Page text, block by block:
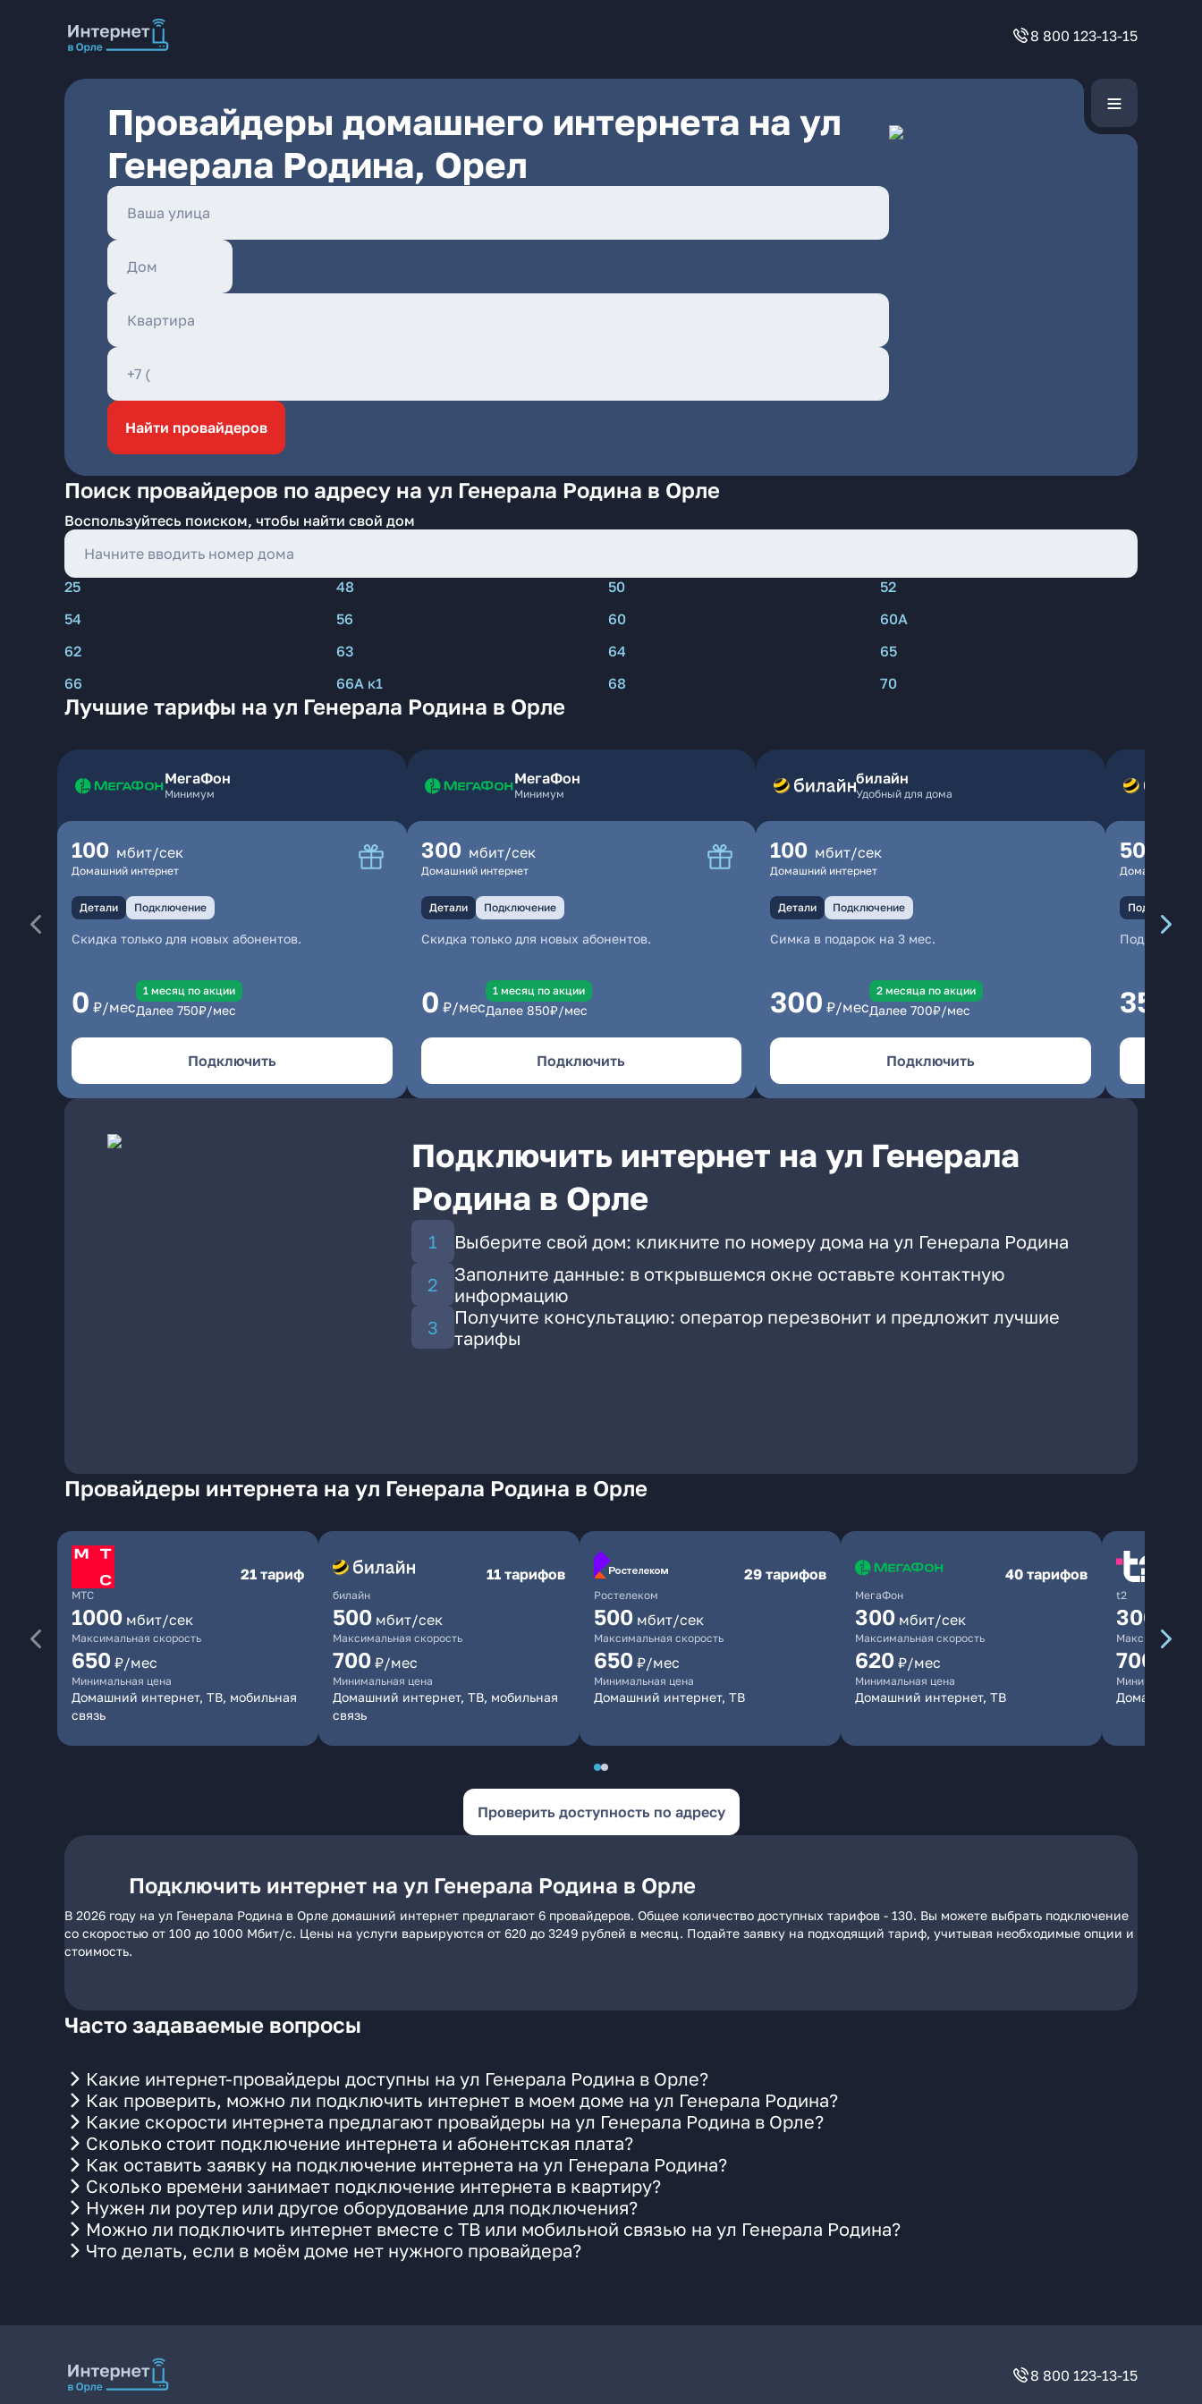
8 800 123-13-15
Провайдеры домашнего интернета на ул
Генерала Родина, Орел
Найти провайдеров
Поиск провайдеров по адресу на ул Генерала Родина в Орле
Воспользуйтесь поиском, чтобы найти свой дом
25 48 50
52
54
56 60
60А
62
63 64
65
66
66А к1 68 70
Лучшие тарифы на ул Генерала Родина в Орле
МегаФон
Минимум
100 мбит/сек
Домашний интернет
Детали Подключение
Скидка только для новых абонентов.
0 ₽/мес
1 месяц по акции
Далее 750₽/мес
Подключить
МегаФон
Минимум
300 мбит/сек
Домашний интернет
Детали Подключение
Скидка только для новых абонентов.
0 ₽/мес
1 месяц по акции
Далее 850₽/мес
Подключить
билайн
Удобный для дома
100 мбит/сек
Домашний интернет
Детали Подключение
Симка в подарок на 3 мес.
300 ₽/мес
2 месяцa по акции
Далее 700₽/мес
Подключить
500
Домашний
Подключение
350
Подключить интернет на ул Генерала
Родина в Орле
Выберите свой дом: кликните по номеру дома на ул Генерала Родина
Заполните данные: в открывшемся окне оставьте контактную
информацию
Получите консультацию: оператор перезвонит и предложит лучшие
тарифы
Провайдеры интернета на ул Генерала Родина в Орле
МТС
21 тариф
1000 мбит/сек
Максимальная скорость
650 ₽/мес
Минимальная цена
Домашний интернет, ТВ, мобильная
связь
билайн
11 тарифов
500 мбит/сек
Максимальная скорость
700 ₽/мес
Минимальная цена
Домашний интернет, ТВ, мобильная
связь
Ростелеком
29 тарифов
500 мбит/сек
Максимальная скорость
650 ₽/мес
Минимальная цена
Домашний интернет, ТВ
МегаФон
40 тарифов
300 мбит/сек
Максимальная скорость
620 ₽/мес
Минимальная цена
Домашний интернет, ТВ
t2
300
Максимальная
700
Минимальная
Домашний
Проверить доступность по адресу
Подключить интернет на ул Генерала Родина в Орле
В 2026 году на ул Генерала Родина в Орле домашний интернет предлагают 6 провайдеров. Общее количество доступных тарифов - 130. Вы можете выбрать подключение
со скоростью от 100 до 1000 Мбит/с. Цены на услуги варьируются от 620 до 3249 рублей в месяц. Подайте заявку на подходящий тариф, учитывая необходимые опции и
стоимость.
Часто задаваемые вопросы
Какие интернет-провайдеры доступны на ул Генерала Родина в Орле?
Как проверить, можно ли подключить интернет в моем доме на ул Генерала Родина?
Какие скорости интернета предлагают провайдеры на ул Генерала Родина в Орле?
Сколько стоит подключение интернета и абонентская плата?
Как оставить заявку на подключение интернета на ул Генерала Родина?
Сколько времени занимает подключение интернета в квартиру?
Нужен ли роутер или другое оборудование для подключения?
Можно ли подключить интернет вместе с ТВ или мобильной связью на ул Генерала Родина?
Что делать, если в моём доме нет нужного провайдера?
8 800 123-13-15